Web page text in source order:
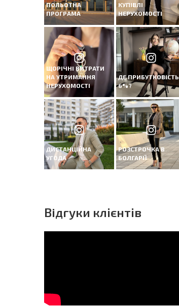
ПОЛЬОТНА
ПРОГРАМА
КУПІВЛІ
НЕРУХОМОСТІ
ЩОРІЧНІ ВИТРАТИ
НА УТРИМАННЯ
НЕРУХОМОСТІ
ДЕ ПРИБУТКОВІСТЬ
6%?
ДИСТАНЦІЙНА
УГОДА
РОЗСТРОЧКА В
БОЛГАРІЇ
Вiдгуки клієнтів